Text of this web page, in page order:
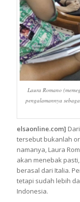
Laura Romano
pengalamannya
elsaonline.com]
tersebut bukanlah
namanya, Laura
akan menebak
berasal dari Italia.
tetapi sudah lebih
Indonesia.